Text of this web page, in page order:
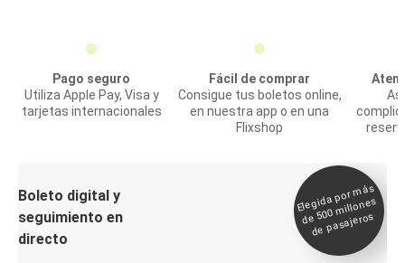
Pago seguro
Utiliza Apple Pay, Visa y
tarjetas internacionales
Fácil de comprar
Consigue tus boletos online,
en nuestra app o en una
Flixshop
Boleto digital y
seguimiento en
directo
Elegida por
más
de 500
millones
de pasajeros